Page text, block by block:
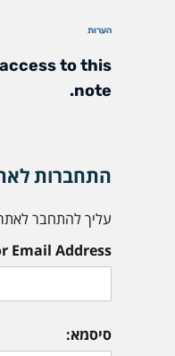
הערות
to this
note.
התחברות
עליך להתחבר
Email Address:
סיסמא: